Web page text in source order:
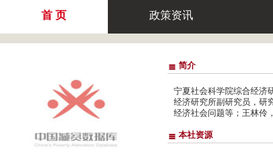
首 页 政策资讯
简介
宁夏社会科学院综合经济
经济研究所副研究员，研
经济社会问题等；王林伶
本社资源